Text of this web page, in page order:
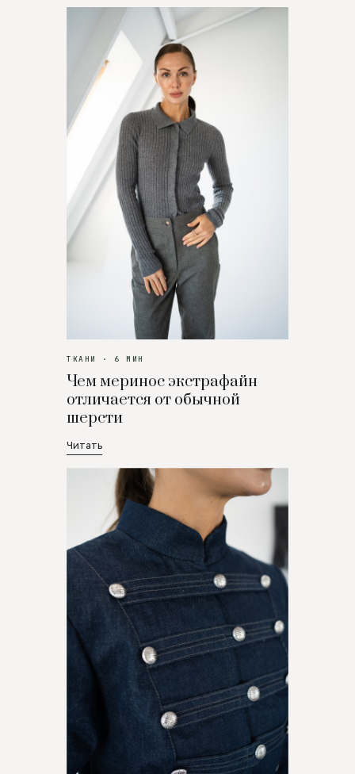
ТКАНИ · 6 МИН
Чем меринос экстрафайн
отличается от обычной
шерсти
Читать